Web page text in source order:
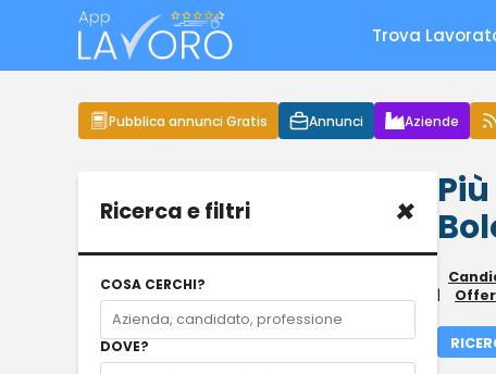
Trova
Pubblica annunci Gratis Annunci Aziende
Ricerca e filtri ×
COSA CERCHI?
DOVE?
|